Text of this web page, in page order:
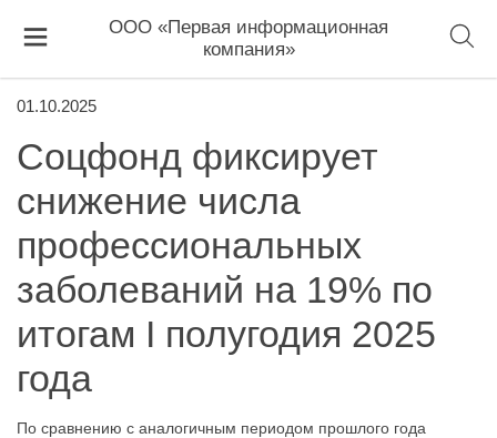
ООО «Первая информационная
компания»
01.10.2025
Соцфонд фиксирует
снижение числа
профессиональных
заболеваний на 19% по
итогам I полугодия 2025
года
По сравнению с аналогичным периодом прошлого года